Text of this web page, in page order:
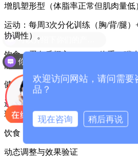
增肌塑形型（体脂率正常但肌肉量低
运动：每周3次分化训练（胸/背/腿
协调性）。
饮食：蛋白质摄入≥1.6g/kg体重，碳
能量。
健康维持型（体脂率与肌肉量均达标
运动：每周3次混合训练（有氧+抗
瑜伽）。
饮食：均衡摄入宏量营养素，定期通
动态调整与效果验证
你们是怎么收费的呢？
欢迎访问网站，请问需要
品？
现在咨询 稍后再说